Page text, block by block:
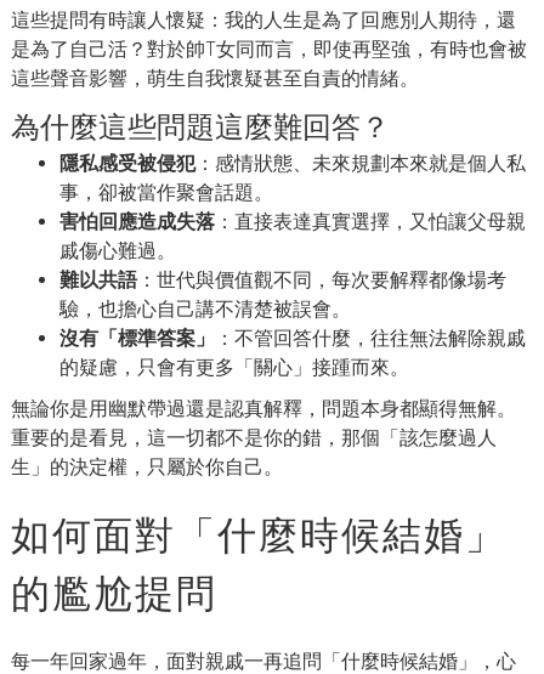
這些提問有時讓人懷疑：我的人生是為了回應別人期待，還
是為了自己活？對於帥T女同而言，即使再堅強，有時也會被
這些聲音影響，萌生自我懷疑甚至自責的情緒。
為什麼這些問題這麼難回答？
隱私感受被侵犯：感情狀態、未來規劃本來就是個人私
事，卻被當作聚會話題。
害怕回應造成失落 ：直接表達真實選擇，又怕讓父母親
戚傷心難過。
難以共語：世代與價值觀不同，每次要解釋都像場考
驗，也擔心自己講不清楚被誤會。
沒有「標準答案」
：不管回答什麼，往往無法解除親戚
的疑慮，只會有更多「關心」接踵而來。
無論你是用幽默帶過還是認真解釋，問題本身都顯得無解。
重要的是看見，這一切都不是你的錯，那個「該怎麼過人
生」的決定權，只屬於你自己。
如何面對「什麼時候結婚」
的尷尬提問
每一年回家過年，面對親戚一再追問「什麼時候結婚」，心